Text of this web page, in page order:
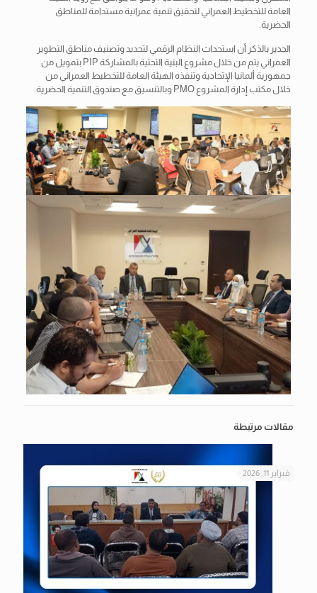
العامة للتخطيط العمراني لتحقيق تنمية عمرانية مستدامة للمناطق
الحضرية.
الجدير بالذكر أن استحداث النظام الرقمي لتحديد وتصنيف مناطق التطوير
العمراني يتم من خلال مشروع البنية التحتية بالمشاركة PIP بتمويل من
جمهورية ألمانيا الإتحادية وتنفذه الهيئة العامة للتخطيط العمراني من
خلال مكتب إدارة المشروع PMO وبالتنسيق مع صندوق التنمية الحضرية.
مقالات مرتبطة
فبراير 11, 2026